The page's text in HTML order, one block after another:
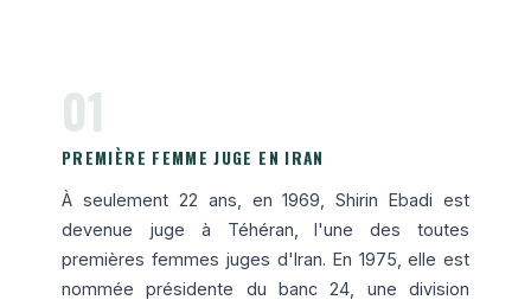
01
PREMIÈRE FEMME JUGE EN IRAN
À seulement 22 ans, en 1969, Shirin Ebadi est
devenue juge à Téhéran, l'une des toutes
premières femmes juges d'Iran. En 1975, elle est
nommée présidente du banc 24, une division